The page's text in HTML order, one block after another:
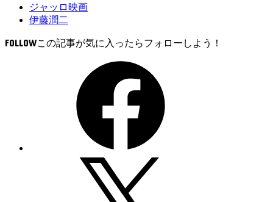
ジャッロ映画
伊藤潤二
FOLLOW